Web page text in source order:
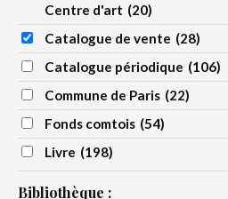
Centre d'art (20)
Catalogue de vente (28)
Catalogue périodique (106)
Commune de Paris (22)
Fonds comtois (54)
Livre (198)
Bibliothèque :